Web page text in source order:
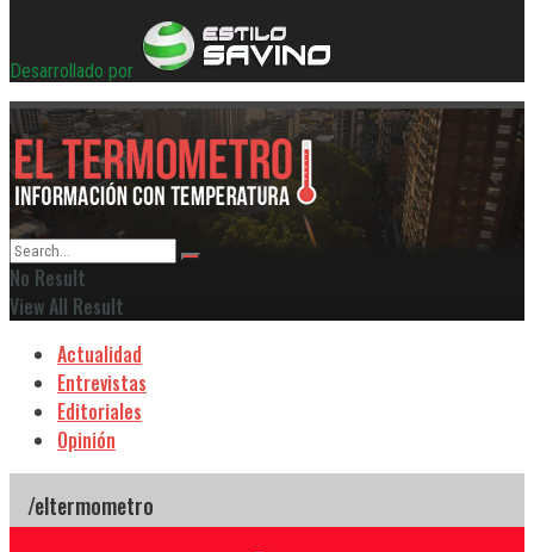
Desarrollado por
No Result
View All Result
Actualidad
Entrevistas
Editoriales
Opinión